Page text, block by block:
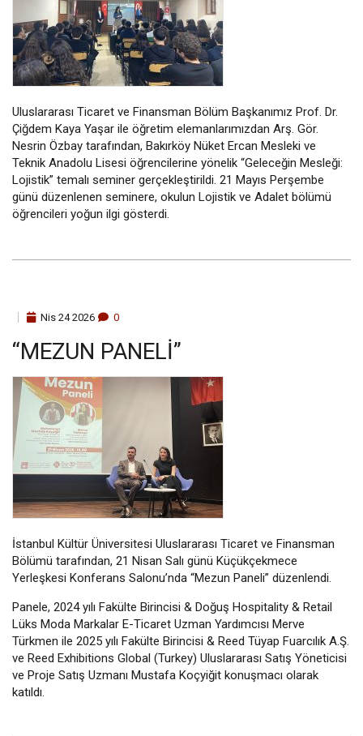
Yönetim
Kurucu Onursal Başkan
Mütevelli Heyet
Rektörlük
Kurumsal
Stratejik Plan
Eğiticinin Eğitimi Programı
Bilgi Güvenliği
Politikalar
Uluslararası Ticaret ve Finansman Bölüm Başkanımız Prof. Dr.
Çiğdem Kaya Yaşar ile öğretim elemanlarımızdan Arş. Gör.
Nesrin Özbay tarafından, Bakırköy Nüket Ercan Mesleki ve
Teknik Anadolu Lisesi öğrencilerine yönelik “Geleceğin Mesleği:
Lojistik” temalı seminer gerçekleştirildi. 21 Mayıs Perşembe
günü düzenlenen seminere, okulun Lojistik ve Adalet bölümü
öğrencileri yoğun ilgi gösterdi.
Nis 24 2026 0
“MEZUN PANELI”
İstanbul Kültür Üniversitesi Uluslararası Ticaret ve Finansman
Bölümü tarafından, 21 Nisan Salı günü Küçükçekmece
Yerleşkesi Konferans Salonu’nda “Mezun Paneli” düzenlendi.
Panele, 2024 yılı Fakülte Birincisi & Doğuş Hospitality & Retail
Lüks Moda Markalar E-Ticaret Uzman Yardımcısı Merve
Türkmen ile 2025 yılı Fakülte Birincisi & Reed Tüyap Fuarcılık A.Ş.
ve Reed Exhibitions Global (Turkey) Uluslararası Satış Yöneticisi
ve Proje Satış Uzmanı Mustafa Koçyiğit konuşmacı olarak
katıldı.